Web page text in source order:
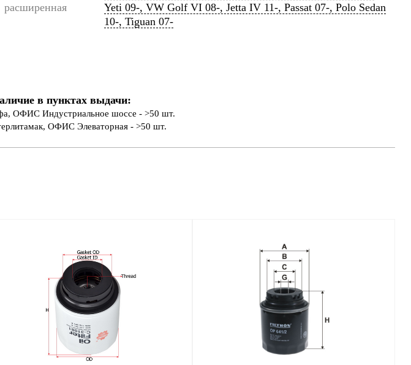
расширенная
Yeti 09-, VW Golf VI 08-, Jetta IV 11-, Passat 07-, Polo Sedan
10-, Tiguan 07-
в пунктах выдачи:
ОФИС Индустриальное шоссе - >50 шт.
ОФИС Элеваторная - >50 шт.